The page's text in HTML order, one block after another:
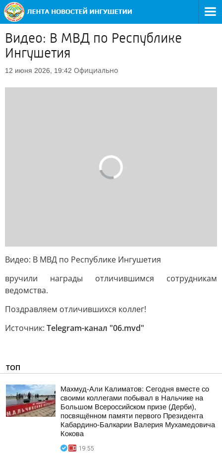
Видео: В МВД по Республике
Ингушетия
12 июня 2026, 19:42 Официально
Видео: В МВД по Республике Ингушетия
вручили награды отличившимся сотрудникам
ведомства.
Поздравляем отличившихся коллег!
Источник: Telegram-канал "06.mvd"
ТОП
Махмуд-Али Калиматов: Сегодня вместе со
своими коллегами побывал в Нальчике на
Большом Всероссийском призе (Дерби),
посвящённом памяти первого Президента
Кабардино-Балкарии Валерия Мухамедовича
Кокова
19:55